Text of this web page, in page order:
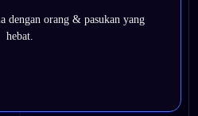
dengan orang & pasukan yang
hebat.
dengan orang lain untuk
bersama.